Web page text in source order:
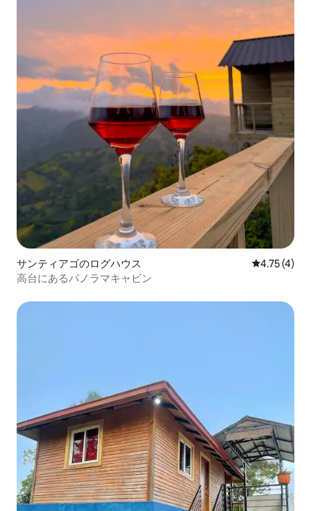
サンティアゴのログハウス レビュー4
4.75 (4)
高台にあるパノラマキャビン